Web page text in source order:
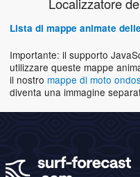
Localizzatore
Lista di mappe animate
Importante: il supporto
utilizzare queste mappe
il nostro mappe di moto
diventa una immagine